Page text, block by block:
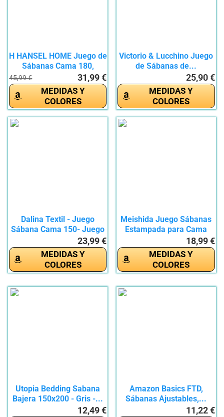
H HANSEL HOME Juego de
Sábanas Cama 180,
45,99 € 31,99 €
MEDIDAS Y
COLORES
Victorio & Lucchino Juego
de Sábanas de...
25,90 €
MEDIDAS Y
COLORES
Dalina Textil - Juego
Sábana Cama 150- Juego
23,99 €
MEDIDAS Y
COLORES
Meishida Juego Sábanas
Estampada para Cama
18,99 €
MEDIDAS Y
COLORES
Utopia Bedding Sabana
Bajera 150x200 - Gris -...
12,49 €
Amazon Basics FTD,
Sábanas Ajustables,...
11,22 €